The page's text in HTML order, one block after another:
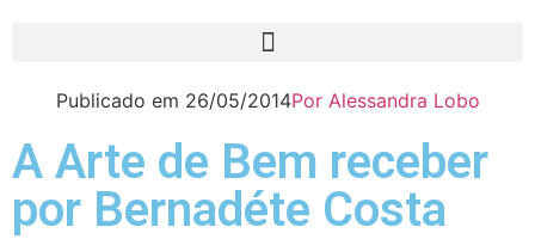
Publicado em 26/05/2014PorAlessandra Lobo
A Arte de Bem receber
por Bernadéte Costa